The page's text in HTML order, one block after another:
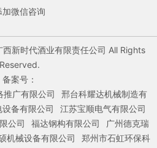
加微信咨询
新时代酒业有限责任公司 All Rights
Reserved.
备案号：
推广有限公司
邢台科耀达机械制造有
备有限公司
江苏宝顺电气有限公司
公司
福达钢构有限公司
广州德克瑞
机械设备有限公司
郑州市石虹环保科